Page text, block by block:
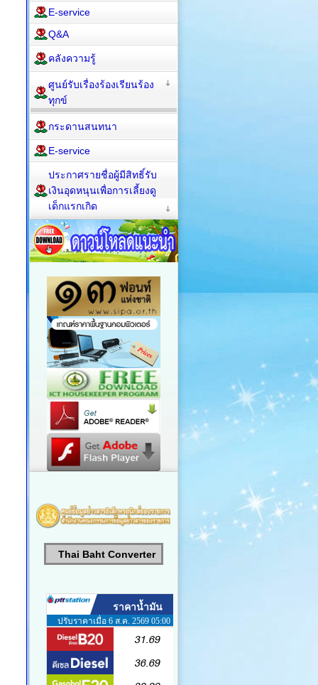
E-service
Q&A
คลังความรู้
ศูนย์รับเรื่องร้องเรียนร้อง
ทุกข์
กระดานสนทนา
E-service
ประกาศรายชื่อผู้มีสิทธิ์รับ
เงินอุดหนุนเพื่อการเลี้ยงดู
เด็กแรกเกิด
Thai Baht Converter